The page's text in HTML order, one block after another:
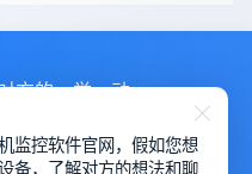
方的一举一动
配合，后台进程完美隐身，实现真
监控软件官网，假如您想
备，了解对方的想法和聊